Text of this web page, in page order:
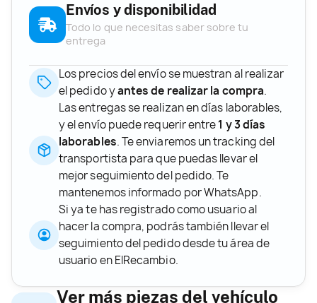
Envíos y disponibilidad
Todo lo que necesitas saber sobre tu
entrega
Los precios del envío se muestran al realizar
el pedido yantes de realizar la compra.
Las entregas se realizan en días laborables,
y el envío puede requerir entre1 y 3 días
laborables. Te enviaremos un tracking del
transportista para que puedas llevar el
mejor seguimiento del pedido. Te
mantenemos informado por WhatsApp.
Si ya te has registrado como usuario al
hacer la compra, podrás también llevar el
seguimiento del pedido desde tu área de
usuario en ElRecambio.
Ver más piezas del vehículo